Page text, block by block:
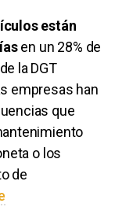
están
en un 28% de
la DGT
empresas han
que
o los
de